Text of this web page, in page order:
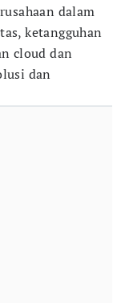
dalam
ketangguhan
cloud dan
dan